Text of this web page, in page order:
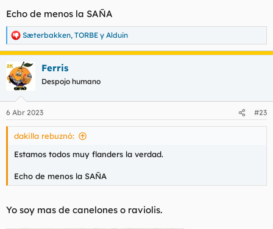
Echo de menos la SAÑA
R
e
a
c
c
e
s
Sæterbakken, TORBE y Alduin
Ferris
Despojo humano
6 Abr 2023 #23
dakilla rebuznó:
Estamos todos muy flanders la verdad.
Echo de menos la SAÑA
Yo soy mas de canelones o raviolis.